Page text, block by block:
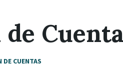
DE CUENTAS